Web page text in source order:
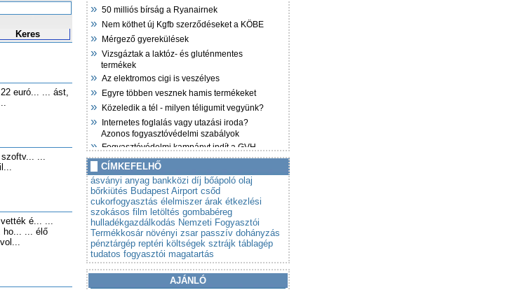
Keres
euró... ... ást,
szoftv... ...
é... ...
ho... ... élő
» 50 milliós bírság a Ryanairnek
» Nem köthet új Kgfb szerződéseket a KÖBE
» Mérgező gyerekülések
» Vizsgáztak a laktóz- és gluténmentes
termékek
» Az elektromos cigi is veszélyes
» Egyre többen vesznek hamis termékeket
» Közeledik a tél - milyen téligumit vegyünk?
»
Internetes foglalás vagy utazási iroda?
Azonos fogyasztóvédelmi szabályok
» Fogyasztóvédelmi kampányt indít a GVH
» Autót venne? Lebuktathatja a csalókat!
» Tovább szigorodnak az árubemutatókra
vonatkozó szabályok
CÍMKEFELHŐ
ásványi anyag bankközi díj bőápoló olaj
bőrkiütés Budapest Airport csőd
cukorfogyasztás élelmiszer árak étkezlési
szokásos film letöltés gombabéreg
hulladékgazdálkodás Nemzeti Fogyasztói
Termékkosár növényi zsar passzív dohányzás
pénztárgép reptéri költségek sztrájk táblagép
tudatos fogyasztói magatartás
AJÁNLÓ